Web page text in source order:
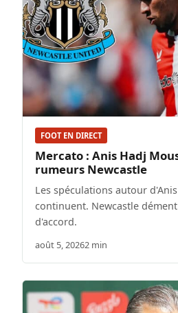
FOOT EN DIRECT
Mercato : Anis Hadj
rumeurs Newcastle
Les spéculations autour
continuent. Newcastle
d'accord.
août 5, 20262 min